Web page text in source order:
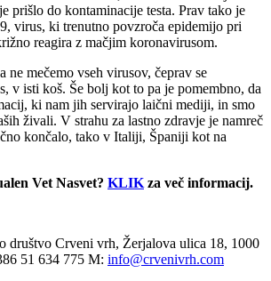
prišlo do kontaminacije testa. Prav tako je
virus, ki trenutno povzroča epidemijo pri
reagira z mačjim koronavirusom.
ne mečemo vseh virusov, čeprav se
v isti koš. Še bolj kot to pa je pomembno, da
ki nam jih servirajo laični mediji, in smo
živali. V strahu za lastno zdravje je namreč
končalo, tako v Italiji, Španiji kot na
Vet Nasvet? KLIK za več informacij.
društvo Crveni vrh, Žerjalova ulica 18, 1000
51 634 775 M: info@crvenivrh.com